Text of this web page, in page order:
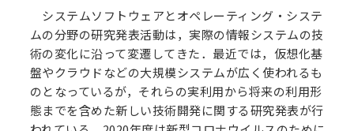
システムソフトウェアとオペレーティング・システ
ムの分野の研究発表活動は，実際の情報システムの技
術の変化に沿って変遷してきた．最近では，仮想化基
盤やクラウドなどの大規模システムが広く使われるも
のとなっているが，それらの実利用から将来の利用形
態までを含めた新しい技術開発に関する研究発表が行